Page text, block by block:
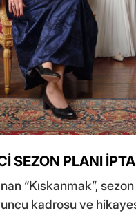
SEZON PLANI
“Kıskanmak”,
kadrosu ve